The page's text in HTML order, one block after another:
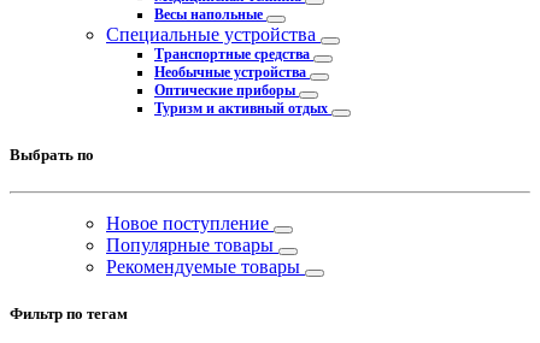
Весы напольные
Специальные устройства
Транспортные средства
Необычные устройства
Оптические приборы
Туризм и активный отдых
Выбрать по
Новое поступление
Популярные товары
Рекомендуемые товары
Фильтр по тегам